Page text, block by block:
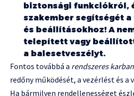
biztonsági funkciókról,
szakember segítségét
és beállításokhoz! A
telepített vagy
a balesetveszélyt.
Fontos továbbá a rendszeres
redőny működését, a vezérlést és
Ha bármilyen rendellenességet